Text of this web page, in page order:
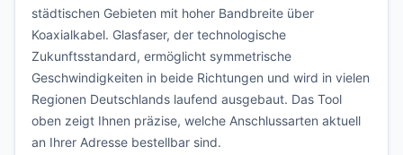
städtischen Gebieten mit hoher Bandbreite über
Koaxialkabel. Glasfaser, der technologische
Zukunftsstandard, ermöglicht symmetrische
Geschwindigkeiten in beide Richtungen und wird in vielen
Regionen Deutschlands laufend ausgebaut. Das Tool
oben zeigt Ihnen präzise, welche Anschlussarten aktuell
an Ihrer Adresse bestellbar sind.